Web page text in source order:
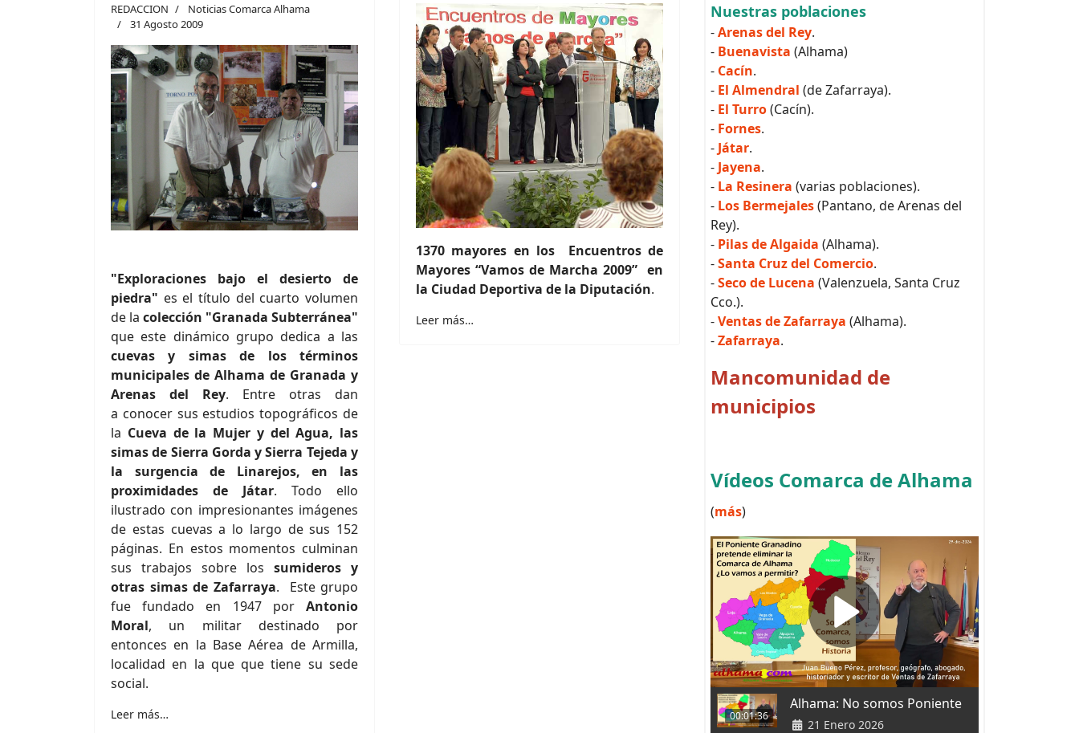
REDACCION
Noticias Comarca Alhama
31 Agosto 2009
"Exploraciones bajo el desierto de
piedra" es el título del cuarto volumen
de la colección "Granada Subterránea"
que este dinámico grupo dedica a las
cuevas y simas de los términos
municipales de Alhama de Granada y
Arenas del Rey. Entre otras dan
a conocer sus estudios topográficos de
la Cueva de la Mujer y del Agua, las
simas de Sierra Gorda y Sierra Tejeda y
la surgencia de Linarejos, en las
proximidades de Játar. Todo ello
ilustrado con impresionantes imágenes
de estas cuevas a lo largo de sus 152
páginas. En estos momentos culminan
sus trabajos sobre los sumideros y
otras simas de Zafarraya. Este grupo
fue fundado en 1947 por Antonio
Moral, un militar destinado por
entonces en la Base Aérea de Armilla,
localidad en la que que tiene su sede
social.
Leer más…
1370 mayores en los Encuentros de
Mayores “Vamos de Marcha 2009” en
la Ciudad Deportiva de la Diputación.
Leer más…
Nuestras poblaciones
-Arenas del Rey.
- Buenavista (Alhama)
- Cacín.
- El Almendral (de Zafarraya).
- El Turro(Cacín).
- Fornes.
- Játar.
- Jayena.
- La Resinera (varias poblaciones).
- Los Bermejales(Pantano, de Arenas del
Rey).
- Pilas de Algaida (Alhama).
-Santa Cruz del Comercio.
-Seco de Lucena (Valenzuela, Santa Cruz
Cco.).
-Ventas de Zafarraya (Alhama).
-Zafarraya.
Mancomunidad de
municipios
Vídeos Comarca de Alhama
(más)
00:01:36
Alhama: No somos Poniente
21 Enero 2026